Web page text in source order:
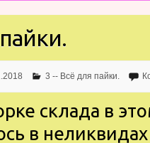
3 -- Всё для пайки.
склада в
в